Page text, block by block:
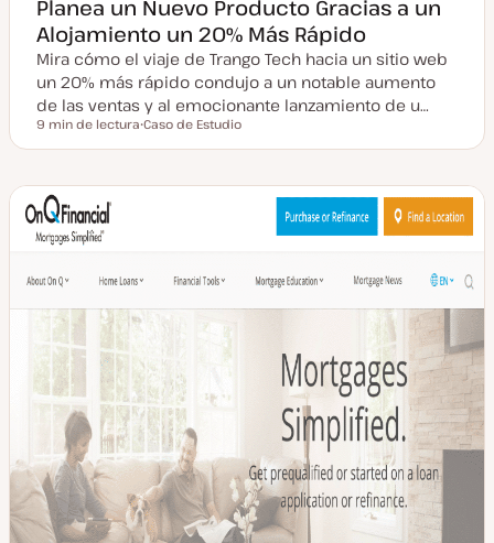
Planea un Nuevo Producto Gracias a un
Alojamiento un 20% Más Rápido
Mira cómo el viaje de Trango Tech hacia un sitio web
un 20% más rápido condujo a un notable aumento
de las ventas y al emocionante lanzamiento de u…
Tiempo de lectura
9 min de lectura
i
Caso de Estudio